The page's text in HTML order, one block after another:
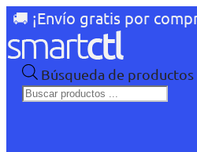
🚚 ¡Envío gratis por
Búsqueda de productos